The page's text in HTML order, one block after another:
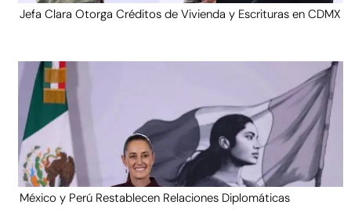
Jefa Clara Otorga Créditos de Vivienda y Escrituras en CDMX
México y Perú Restablecen Relaciones Diplomáticas